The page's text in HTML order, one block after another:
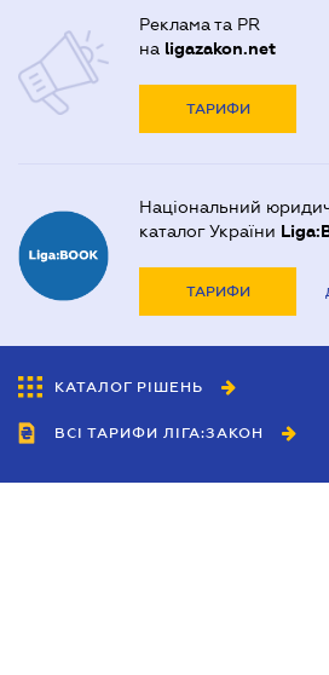
Реклама та PR
на ligazakon.net
ТАРИФИ
Національний
каталог України
ТАРИФИ
КАТАЛОГ РІШЕНЬ
ВСІ ТАРИФИ ЛІГА:ЗАКОН